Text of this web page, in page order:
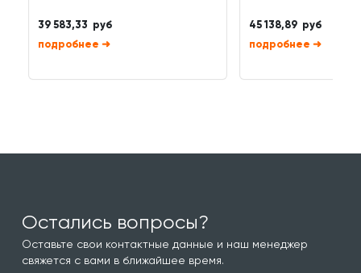
39 583,33 руб
➜
45 138,89 руб
➜
Остались вопросы?
Оставьте свои контактные данные и наш менеджер
свяжется с вами в ближайшее время.